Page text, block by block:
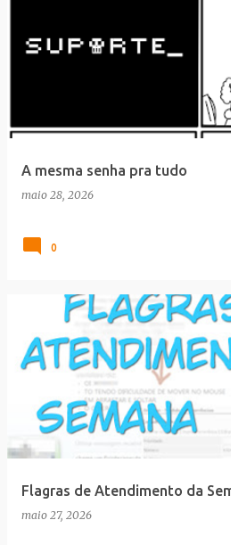
A mesma senha pra tudo
maio 28, 2026
0
Flagras de Atendimento da
maio 27, 2026